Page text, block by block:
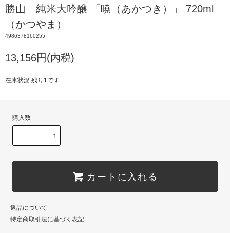
勝山 純米大吟醸 「暁（あかつき）」 720ml
（かつやま）
4986378160255
13,156円(内税)
在庫状況 残り1です
購入数
カートに入れる
返品について
特定商取引法に基づく表記